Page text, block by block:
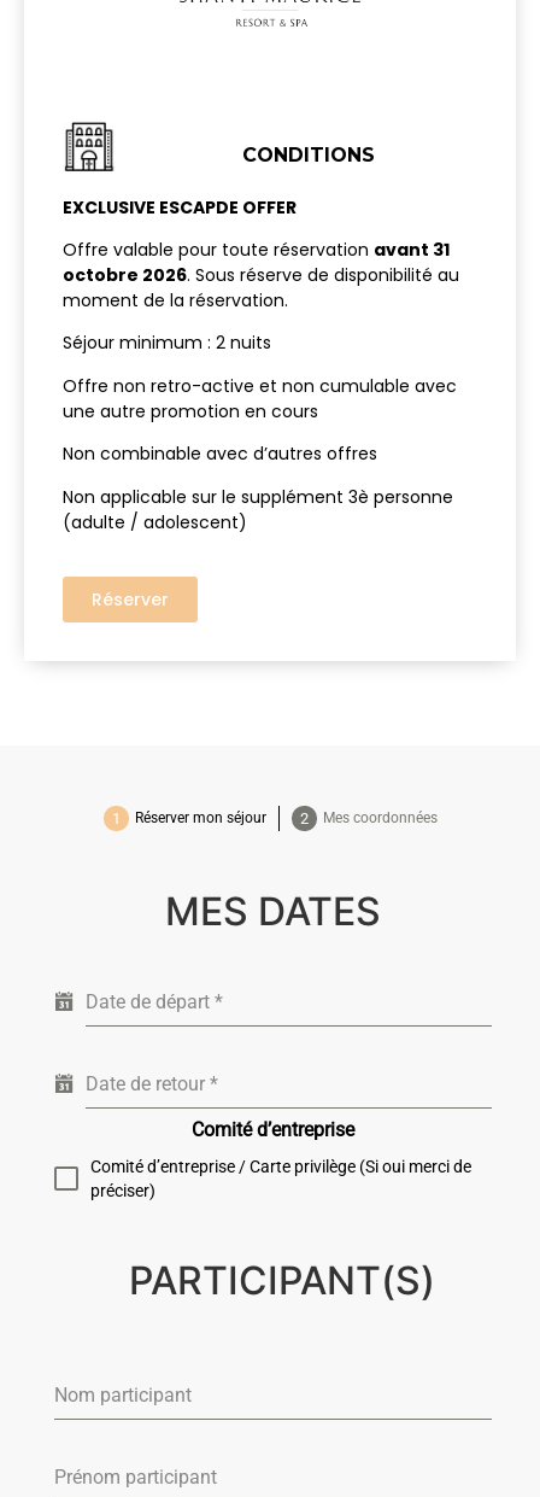
CONDITIONS
EXCLUSIVE ESCAPDE OFFER
Offre valable pour toute réservation avant 31
octobre 2026. Sous réserve de disponibilité au
moment de la réservation.
Séjour minimum : 2 nuits
Offre non retro-active et non cumulable avec
une autre promotion en cours
Non combinable avec d’autres offres
Non applicable sur le supplément 3è personne
(adulte / adolescent)
Réserver
Réserver mon séjour Mes coordonnées
MES DATES
Date de départ *
Date de retour *
Comité d’entreprise
Comité d’entreprise / Carte privilège (Si oui merci de
préciser)
PARTICIPANT(S)
Nom participant
Prénom participant